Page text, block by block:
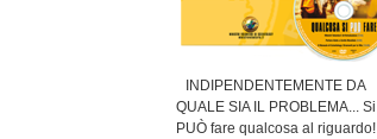
INDIPENDENTEMENTE DA
QUALE SIA IL PROBLEMA... Si
PUÒ fare qualcosa al riguardo!